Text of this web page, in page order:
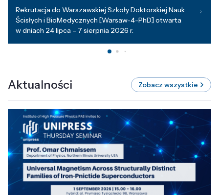
Rekrutacja do Warszawskiej Szkoły Doktorskiej Nauk
Ścisłych i BioMedycznych [Warsaw-4-PhD] otwarta
w dniach 24 lipca – 7 sierpnia 2026 r.
Aktualności Zobacz wszystkie